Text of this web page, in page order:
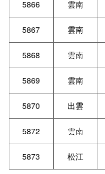
5866 雲南
5867 雲南
5868 雲南
5869 雲南
5870 出雲
5872 雲南
5873 松江